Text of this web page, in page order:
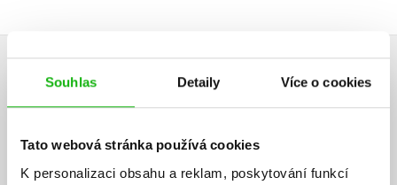
Souhlas Detaily Více o cookies
Tato webová stránka používá cookies
K personalizaci obsahu a reklam, poskytování funkcí
HODNOCENÍ ČTENÁŘŮ
Vaše hodnocení